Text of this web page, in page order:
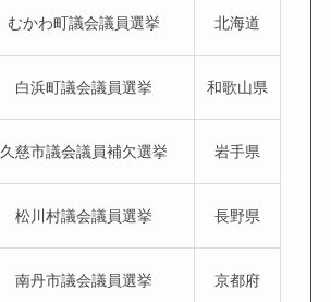
むかわ町議会議員選挙 北海道
白浜町議会議員選挙 和歌山県
久慈市議会議員補欠選挙 岩手県
松川村議会議員選挙 長野県
南丹市議会議員選挙 京都府